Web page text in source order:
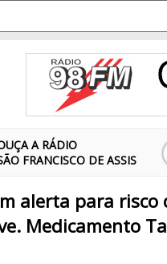
A RÁDIO
FRANCISCO DE ASSIS
alerta para risco
Medicamento